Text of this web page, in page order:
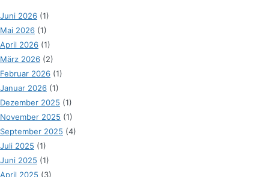
Juni 2026 (1)
Mai 2026 (1)
April 2026 (1)
März 2026 (2)
Februar 2026 (1)
Januar 2026 (1)
Dezember 2025 (1)
November 2025 (1)
September 2025 (4)
Juli 2025 (1)
Juni 2025 (1)
April 2025 (3)